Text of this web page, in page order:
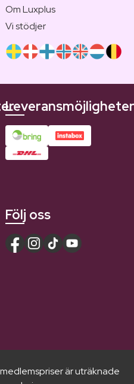
Om Luxplus
Vi stödjer
Leveransmöjligheter
Följ oss
är uträknade